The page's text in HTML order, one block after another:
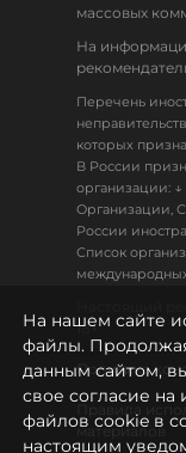
массовых
На
Перечень
которых
В России
организации: ↓
Организации,
России
Список
18+
Политика
Правила
материалов
На нашем сайте
файлы.
данным сайтом,
свое согласие на
файлов cookie в
настоящим